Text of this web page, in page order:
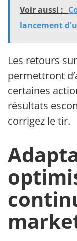
Voir aussi :
lancement
Les retours
permettront
certaines
résultats
corrigez le tir.